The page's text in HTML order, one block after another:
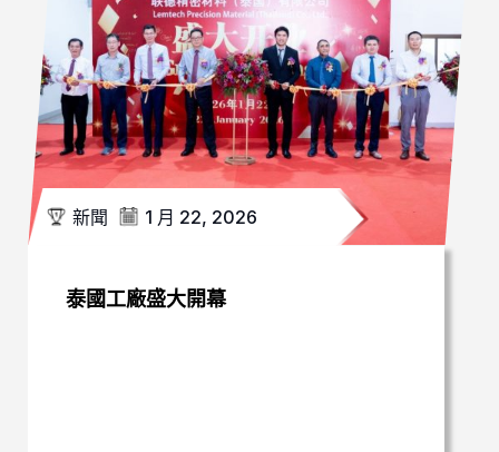
新聞 1 月 22, 2026
泰國工廠盛大開幕